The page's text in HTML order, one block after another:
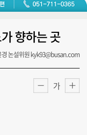
향하는 곳
경 논설위원 kyk93@busan.com
가